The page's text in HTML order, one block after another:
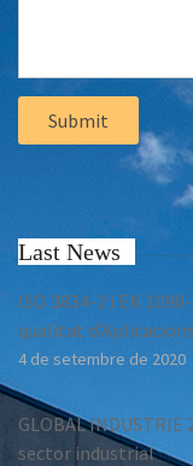
Last News
ISO 3834-2 i EN
qualitat
4 de setembre de 2020
GLOBAL
sector industrial